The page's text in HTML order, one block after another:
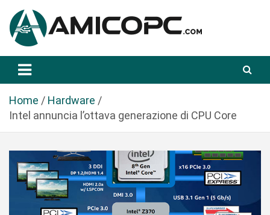
a
Amicopc.com
Home
Hardware
Intel annuncia l’ottava generazione di CPU Core